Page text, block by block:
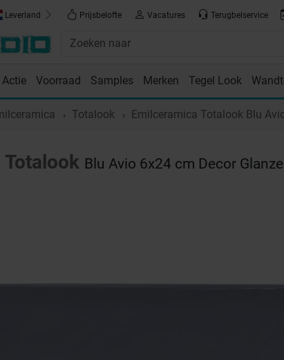
Leverland Prijsbelofte Vacatures Terugbelservice
Actie Voorraad Samples Merken Tegel Look
Inspiratie Showroom
Totalook Emilceramica Totalook Blu
Totalook Blu Avio 6x24 cm Decor